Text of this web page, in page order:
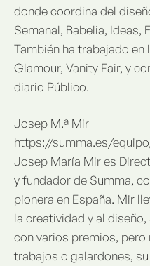
donde coordina del
Semanal, Babelia, Ideas,
También ha trabajado en
Glamour, Vanity Fair, y
diario Público.
Josep M.ª Mir
https://summa.es/
Josep María Mir es
y fundador de Summa,
pionera en España. Mir
la creatividad y al
con varios premios,
trabajos o galardones,